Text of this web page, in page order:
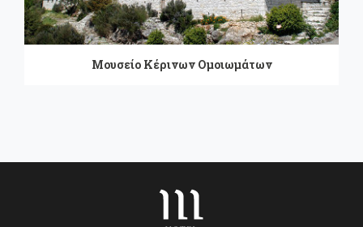
Μουσείο Κέρινων Ομοιωμάτων